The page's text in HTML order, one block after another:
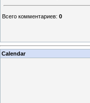
Всего комментариев: 0
Calendar